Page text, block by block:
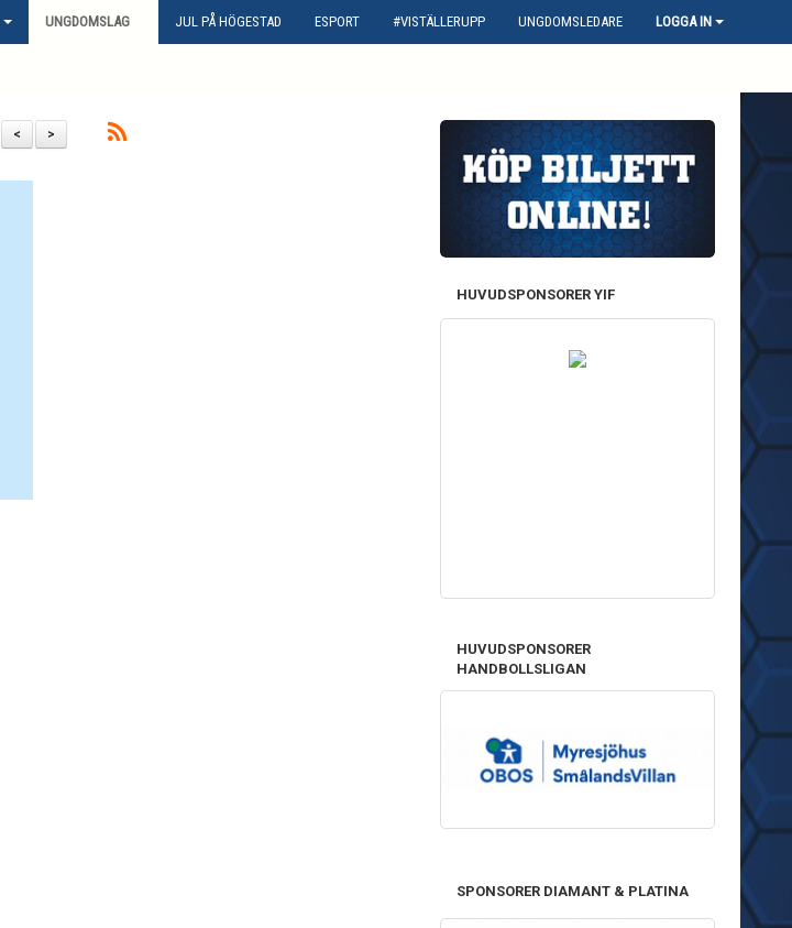
UNGDOMSLAG JUL PÅ HÖGESTAD ESPORT #VISTÄLLERUPP UNGDOMSLEDARE LOGGA IN
>
<
HUVUDSPONSORER YIF
HUVUDSPONSORER
HANDBOLLSLIGAN
SPONSORER DIAMANT & PLATINA